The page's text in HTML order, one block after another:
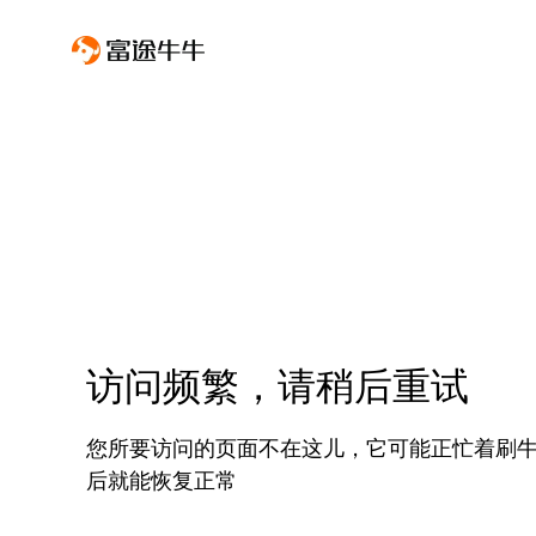
访问频繁，请稍后重试
您所要访问的页面不在这儿，它可能正忙着刷
后就能恢复正常